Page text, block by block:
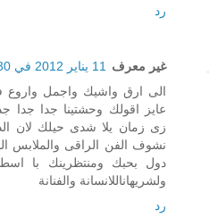
رد
غير معرف
11 يناير 2012 في 10:30 م
الى ارق واشيك واجمل واروع
عايز اقولك وحشتينا جدا جدا
زى زمان يلا شدى حيلك لان
نشوف الفن الراقى والملابس
دول بحبك ومنتظرينك با
ولشريهاناللانسانة والفنانة
رد